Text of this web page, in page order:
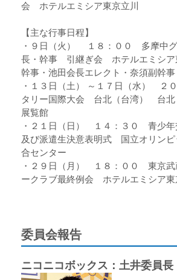
会 ホテルエミシア東京立川
【主な行事日程】
・９日（火） １８：００ 多摩中グ
長・幹事 引継ぎ会 ホテルエミシア
幹事・池田会長エレクト・奈須副幹事
・１３日（土） ～１７日（水） ２
タリー国際大会 台北（台湾） 台北
展覧館
・２１日（日） １４：３０ 青少年
及び派遣生決意表明式 国立オリンピ
合センター
・２９日（月） １８：００ 東京武
ークラブ最終例会 ホテルエミシア東
委員会報告
ニコニコボックス：土井委員長